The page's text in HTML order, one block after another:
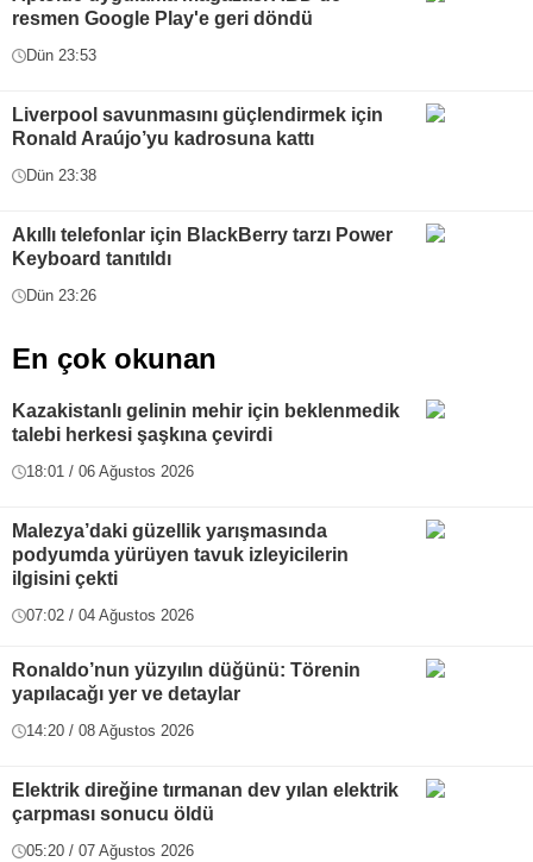
resmen Google Play'e geri döndü
Dün 23:53
Liverpool savunmasını güçlendirmek için
Ronald Araújo’yu kadrosuna kattı
Dün 23:38
Akıllı telefonlar için BlackBerry tarzı Power
Keyboard tanıtıldı
Dün 23:26
En çok okunan
Kazakistanlı gelinin mehir için beklenmedik
talebi herkesi şaşkına çevirdi
18:01 / 06 Ağustos 2026
Malezya’daki güzellik yarışmasında
podyumda yürüyen tavuk izleyicilerin
ilgisini çekti
07:02 / 04 Ağustos 2026
Ronaldo’nun yüzyılın düğünü: Törenin
yapılacağı yer ve detaylar
14:20 / 08 Ağustos 2026
Elektrik direğine tırmanan dev yılan elektrik
çarpması sonucu öldü
05:20 / 07 Ağustos 2026